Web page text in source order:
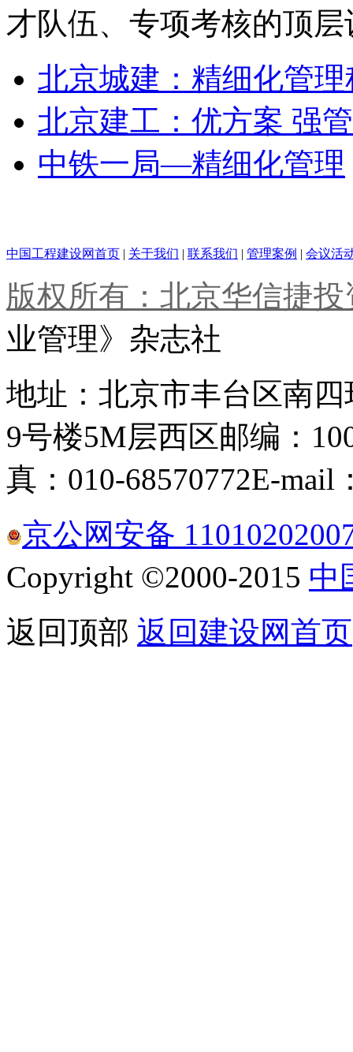
才队伍、专项考核的顶层
北京城建：精细化管
北京建工：优方案 强
中铁一局—精细化管理
中国工程建设网首页 关于我们 联系我们 管理案例 会议活
版权所有：北京华信捷
业管理》杂志社
地址：北京市丰台区南
9号楼5M层西区邮编：
真：010-68570772E-mail
京公网安备
Copyright ©2000-2015 中
返回顶部 返回建设网首页